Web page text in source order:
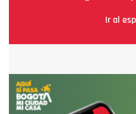
Ir al